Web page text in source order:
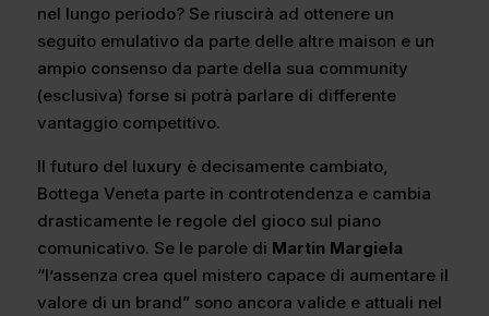
nel lungo periodo? Se riuscirà ad ottenere un
seguito emulativo da parte delle altre maison e un
ampio consenso da parte della sua community
(esclusiva) forse si potrà parlare di differente
vantaggio competitivo.
Il futuro del luxury è decisamente cambiato,
Bottega Veneta parte in controtendenza e cambia
drasticamente le regole del gioco sul piano
comunicativo. Se le parole di Martin Margiela
“l’assenza crea quel mistero capace di aumentare il
valore di un brand” sono ancora valide e attuali nel